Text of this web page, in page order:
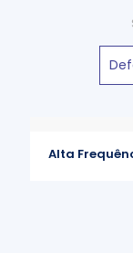
Alta